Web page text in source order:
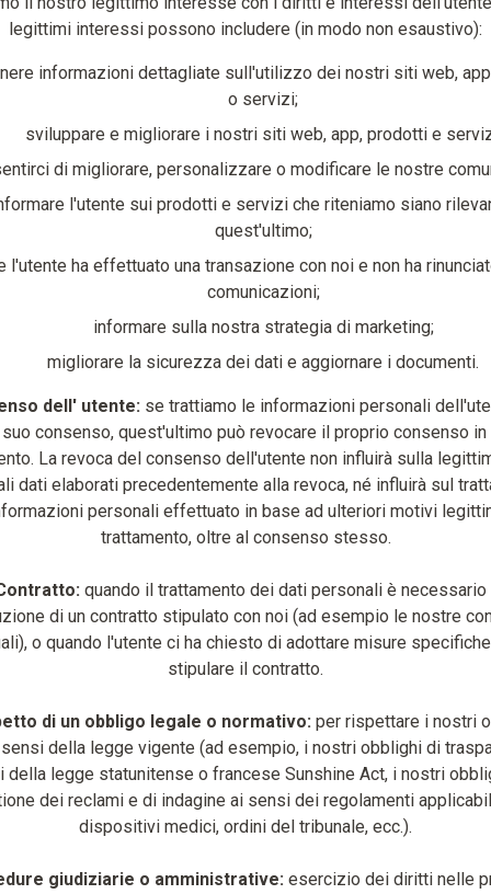
legittimi interessi possono includere (in modo non esaustivo):
informazioni dettagliate sull'utilizzo dei nostri siti web,
o servizi;
sviluppare e migliorare i nostri siti web, app, prodotti e
di migliorare, personalizzare o modificare le nostre
l'utente sui prodotti e servizi che riteniamo siano
quest'ultimo;
l'utente ha effettuato una transazione con noi e non ha
comunicazioni;
informare sulla nostra strategia di marketing;
migliorare la sicurezza dei dati e aggiornare i documenti.
dell' utente: se trattiamo le informazioni personali
consenso, quest'ultimo può revocare il proprio consenso
La revoca del consenso dell'utente non influirà sulla
dati elaborati precedentemente alla revoca, né influirà sul
personali effettuato in base ad ulteriori motivi
trattamento, oltre al consenso stesso.
quando il trattamento dei dati personali è necessario
di un contratto stipulato con noi (ad esempio le nostre
o quando l'utente ci ha chiesto di adottare misure
stipulare il contratto.
di un obbligo legale o normativo: per rispettare i nostri
della legge vigente (ad esempio, i nostri obblighi di
della legge statunitense o francese Sunshine Act, i nostri
dei reclami e di indagine ai sensi dei regolamenti
dispositivi medici, ordini del tribunale, ecc.).
giudiziarie o amministrative: esercizio dei diritti nelle